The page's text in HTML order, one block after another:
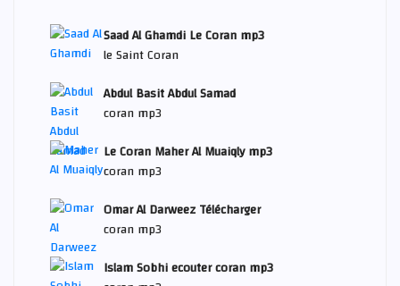
Saad Al Ghamdi Le Coran mp3
le Saint Coran
Abdul Basit Abdul Samad
coran mp3
Le Coran Maher Al Muaiqly mp3
coran mp3
Omar Al Darweez Télécharger
coran mp3
Islam Sobhi ecouter coran mp3